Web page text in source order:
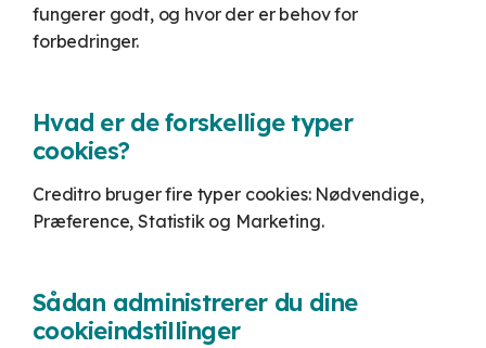
fungerer godt, og hvor der er behov for
forbedringer.
Hvad er de forskellige typer
cookies?
Creditro bruger fire typer cookies: Nødvendige,
Præference, Statistik og Marketing.
Sådan administrerer du dine
cookieindstillinger